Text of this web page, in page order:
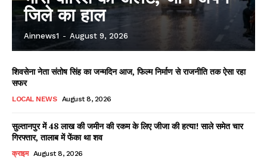
जिले का हाल
Ainnews1 - August 9, 2026
शिवसेना नेता संतोष सिंह का जन्मदिन आज, फिल्म निर्माण से राजनीति तक ऐसा रहा
सफर
LOCAL NEWS August 8, 2026
सुल्तानपुर में 48 लाख की जमीन की रकम के लिए जीजा की हत्या! साले समेत चार
गिरफ्तार, तालाब में फेंका था शव
क्राइम August 8, 2026